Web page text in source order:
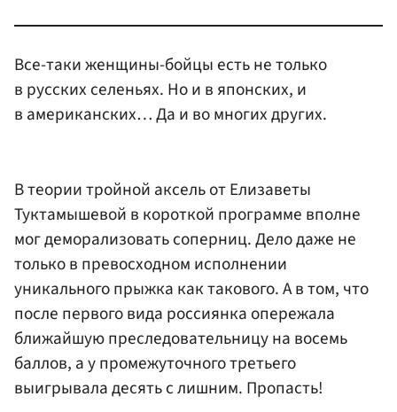
Все-таки женщины-бойцы есть не только
в русских селеньях. Но и в японских, и
в американских… Да и во многих других.
В теории тройной аксель от Елизаветы
Туктамышевой в короткой программе вполне
мог деморализовать соперниц. Дело даже не
только в превосходном исполнении
уникального прыжка как такового. А в том, что
после первого вида россиянка опережала
ближайшую преследовательницу на восемь
баллов, а у промежуточного третьего
выигрывала десять с лишним. Пропасть!